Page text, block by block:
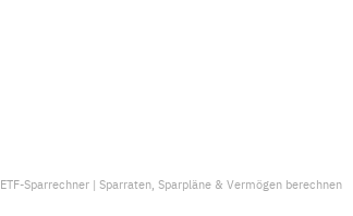
ETF-Sparrechner | Sparraten, Sparpläne & Vermögen berechnen